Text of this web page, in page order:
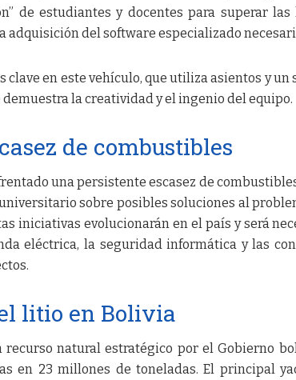
de estudiantes y docentes para superar
adquisición del software especializado
clave en este vehículo, que utiliza asientos y
demuestra la creatividad y el ingenio del equipo.
de combustibles
una persistente escasez de
sobre posibles soluciones al
iniciativas evolucionarán en el país y será
eléctrica, la seguridad informática y las
litio en Bolivia
natural estratégico por el Gobierno
en 23 millones de toneladas. El principal